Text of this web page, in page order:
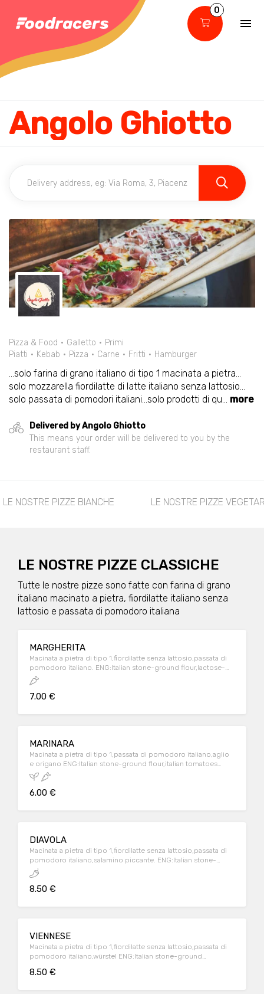
0
Angolo Ghiotto
Pizza & Food Galletto
Primi
Piatti
Kebab Pizza Carne Fritti Hamburger
...solo farina di grano italiano di tipo 1 macinata a pietra...
solo mozzarella fiordilatte di latte italiano senza lattosio...
solo passata di pomodori italiani...solo prodotti di qu... more
Delivered by Angolo Ghiotto
This means your order will be delivered to you by the
restaurant staff.
LE NOSTRE PIZZE BIANCHE LE NOSTRE PIZZE
LE NOSTRE PIZZE CLASSICHE
Tutte le nostre pizze sono fatte con farina di grano
italiano macinato a pietra, fiordilatte italiano senza
lattosio e passata di pomodoro italiana
MARGHERITA
Macinata a pietra di tipo 1,fiordilatte senza lattosio,passata di
pomodoro italiano. ENG:Italian stone-ground flour,lactose-
free italian milk mozzarella,italian tomatoes souce
7.00 €
MARINARA
Macinata a pietra di tipo 1,passata di pomodoro italiano,aglio
e origano ENG:Italian stone-ground flour,italian tomatoes
souce
6.00 €
DIAVOLA
Macinata a pietra di tipo 1,fiordilatte senza lattosio,passata di
pomodoro italiano,salamino piccante. ENG:Italian stone-
ground flour,lactose-free italian milk mozzarella,italian
tomatoes souce.
8.50 €
VIENNESE
Macinata a pietra di tipo 1,fiordilatte senza lattosio,passata di
pomodoro italiano,würstel ENG:Italian stone-ground
source,hot dog
8.50 €